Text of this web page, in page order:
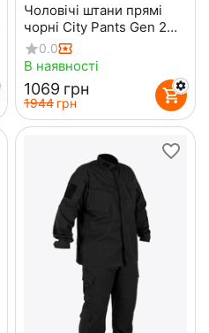
Чоловічі штани прямі
чорні City Pants Gen 2
Black
0.0
В наявності
‍1069‍ грн
‍1944‍ грн